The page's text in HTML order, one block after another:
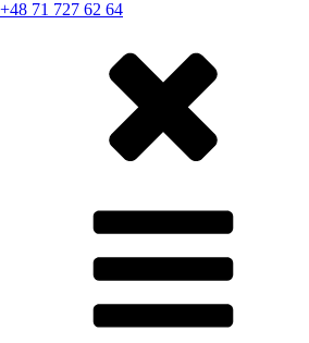
+48 71 727 62 64